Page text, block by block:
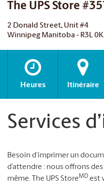
The UPS Store
2 Donald Street, Unit #4
Winnipeg Manitoba - R3L
Heures Itinéraire
Services
Besoin d’imprimer un
d’attendre : nous offrons
même. The UPS StoreMD est